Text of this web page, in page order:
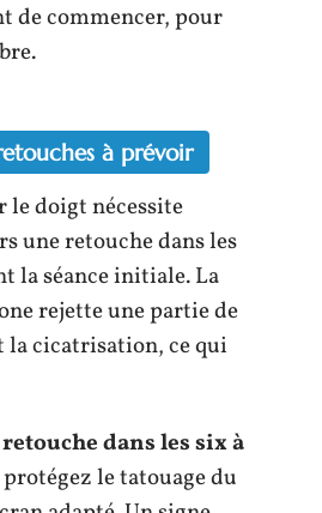
de commencer, pour
à prévoir
le doigt nécessite
une retouche dans les
la séance initiale. La
rejette une partie de
la cicatrisation, ce qui
dans les six à
le tatouage du